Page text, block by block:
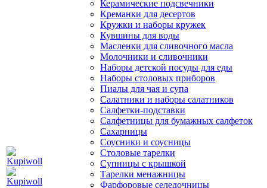
Керамические подсвечники
Креманки для десертов
Кружки и наборы кружек
Кувшины для воды
Масленки для сливочного масла
Молочники и сливочники
Наборы детской посуды для еды
Наборы столовых приборов
Пиалы для чая и супа
Салатники и наборы салатников
Салфетки-подставки
Салфетницы для бумажных салфеток
Сахарницы
Соусники и соусницы
Столовые тарелки
Супницы с крышкой
Тарелки менажницы
Фарфоровые селедочницы